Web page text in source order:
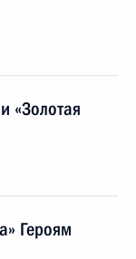
«Золотая
Героям